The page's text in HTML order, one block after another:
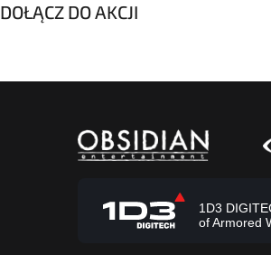
DOŁĄCZ DO AKCJI
1D3
of Armored